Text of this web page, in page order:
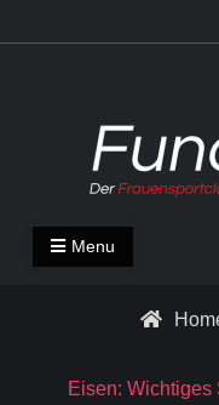
to
FunctionFit
Fitness und Lifestyle
Menu
Eisen: Wichtiges